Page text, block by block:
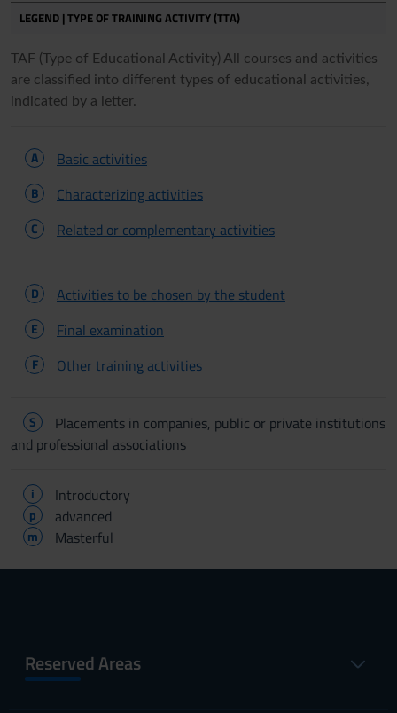
LEGEND | TYPE OF TRAINING ACTIVITY (TTA)
TAF (Type of Educational Activity) All courses and activities
are classified into different types of educational activities,
indicated by a letter.
A Basic activities
B Characterizing activities
C Related or complementary activities
D Activities to be chosen by the student
E Final examination
F Other training activities
S
Placements in companies, public or private institutions
and professional associations
i Introductory
p advanced
m Masterful
Reserved Areas